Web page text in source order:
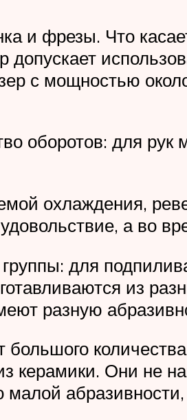
и фрезы. Что
с мощностью
оборотов: для
охлаждения,
а во
для
из
разную
керамики. Они не
малой